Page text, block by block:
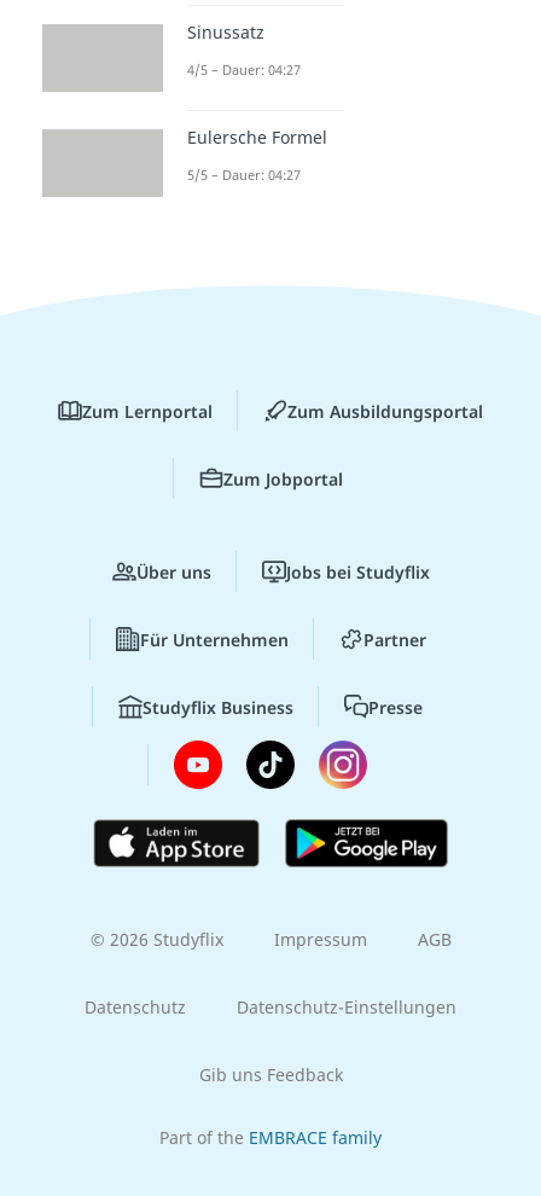
Sinussatz
4/5 – Dauer: 04:27
Eulersche Formel
5/5 – Dauer: 04:27
Zum Lernportal Zum Ausbildungsportal
Zum Jobportal
Über uns Jobs bei Studyflix
Für Unternehmen Partner
Studyflix Business Presse
© 2026 Studyflix Impressum AGB
Datenschutz Datenschutz-Einstellungen
Gib uns Feedback
Part of the EMBRACE family